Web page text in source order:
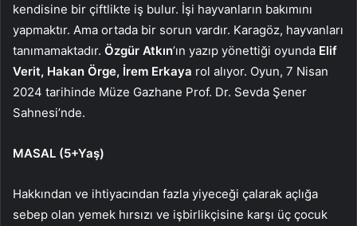
kendisine bir çiftlikte iş bulur. İşi hayvanların bakımını
yapmaktır. Ama ortada bir sorun vardır. Karagöz, hayvanları
tanımamaktadır. Özgür Atkın’ın yazıp yönettiği oyunda Elif
Verit, Hakan Örge, İrem Erkaya rol alıyor. Oyun, 7 Nisan
2024 tarihinde Müze Gazhane Prof. Dr. Sevda Şener
Sahnesi’nde.
MASAL (5+Yaş)
Hakkından ve ihtiyacından fazla yiyeceği çalarak açlığa
sebep olan yemek hırsızı ve işbirlikçisine karşı üç çocuk